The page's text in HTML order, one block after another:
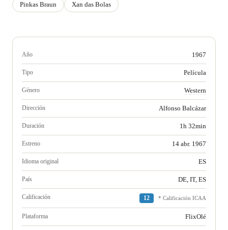
Pinkas Braun
Xan das Bolas
Año 1967
Tipo Película
Género Western
Dirección Alfonso Balcázar
Duración 1h 32min
Estreno 14 abr. 1967
Idioma original ES
País DE, IT, ES
Calificación 12 * Calificación ICAA
Plataforma FlixOlé